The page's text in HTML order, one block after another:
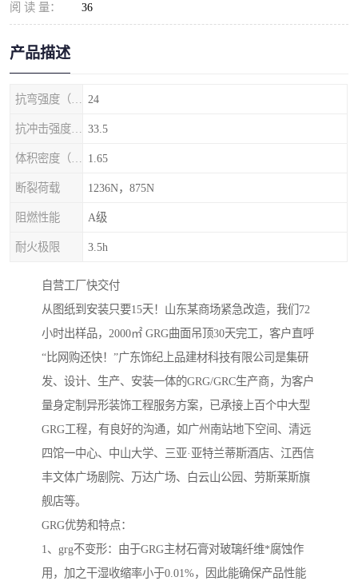
阅 读 量： 36
产品描述
24
33.5
1.65
断裂荷载 1236N，875N
阻燃性能 A级
耐火极限 3.5h
自营工厂快交付‌
从图纸到安装只要15天！山东某商场紧急改造，我们72
小时出样品，2000㎡ GRG曲面吊顶30天完工，客户直呼
“比网购还快！”广东饰纪上品建材科技有限公司是集研
发、设计、生产、安装一体的GRG/GRC生产商，为客户
量身定制异形装饰工程服务方案，已承接上百个中大型
GRG工程，有良好的沟通，如广州南站地下空间、清远
四馆一中心、中山大学、三亚·亚特兰蒂斯酒店、江西信
丰文体广场剧院、万达广场、白云山公园、劳斯莱斯旗
舰店等。
GRG优势和特点：
1、grg不变形：由于GRG主材石膏对玻璃纤维*腐蚀作
用，加之干湿收缩率小于0.01%，因此能确保产品性能